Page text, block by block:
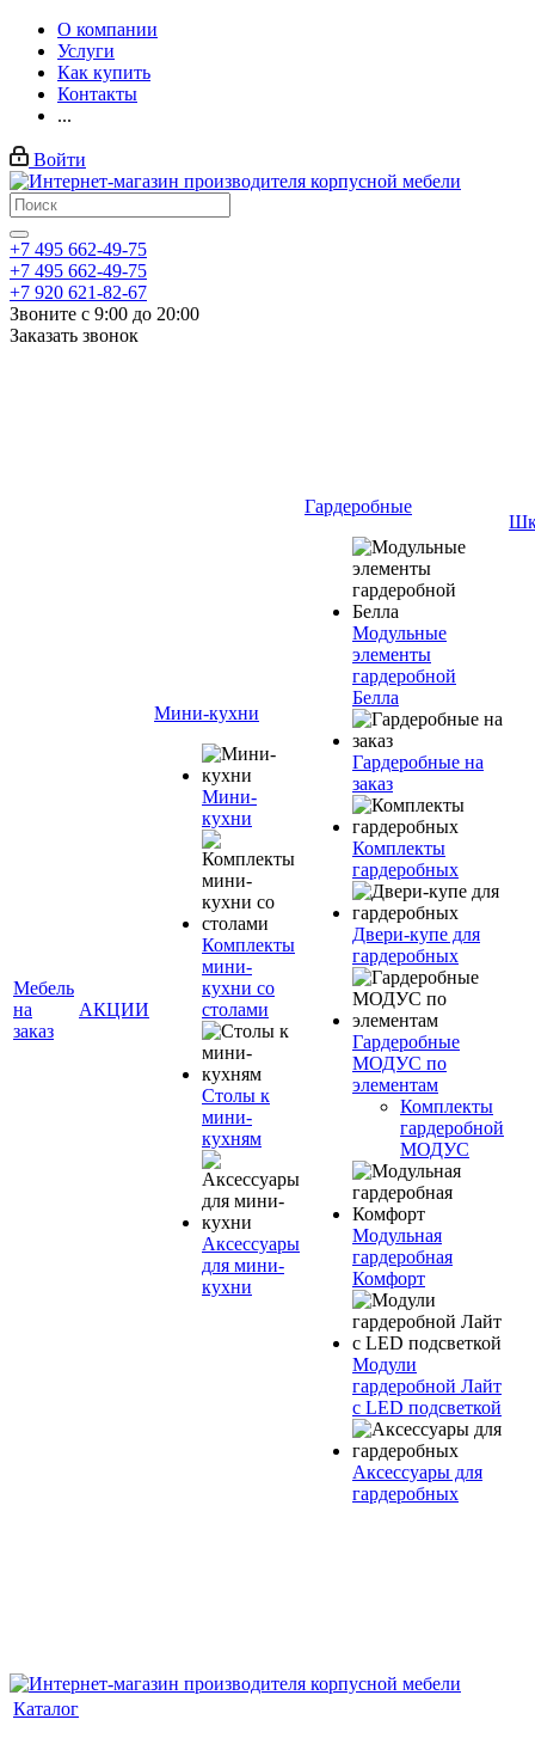
О компании
Услуги
Как купить
Контакты
...
Войти
+7 495 662-49-75
+7 495 662-49-75
+7 920 621-82-67
Звоните с 9:00 до 20:00
Заказать звонок
Мебель
на
заказ
АКЦИИ
Мини-кухни
Мини-
кухни
Комплекты
мини-
кухни со
столами
Столы к
мини-
кухням
Аксессуары
для мини-
кухни
Гардеробные
Модульные
элементы
гардеробной
Белла
Гардеробные на
заказ
Комплекты
гардеробных
Двери-купе для
гардеробных
Гардеробные
МОДУС по
элементам
Комплекты
гардеробной
МОДУС
Модульная
гардеробная
Комфорт
Модули
гардеробной Лайт
с LED подсветкой
Аксессуары для
гардеробных
Каталог